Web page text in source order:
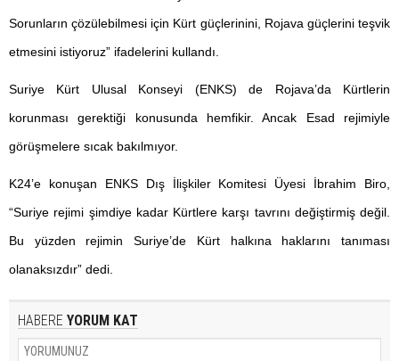
Sorunların çözülebilmesi için Kürt güçlerinini, Rojava güçlerini teşvik
etmesini istiyoruz” ifadelerini kullandı.
Suriye Kürt Ulusal Konseyi (ENKS) de Rojava’da Kürtlerin
korunması gerektiği konusunda hemfikir. Ancak Esad rejimiyle
görüşmelere sıcak bakılmıyor.
K24’e konuşan ENKS Dış İlişkiler Komitesi Üyesi İbrahim Biro,
“Suriye rejimi şimdiye kadar Kürtlere karşı tavrını değiştirmiş değil.
Bu yüzden rejimin Suriye’de Kürt halkına haklarını tanıması
olanaksızdır” dedi.
HABERE YORUM KAT